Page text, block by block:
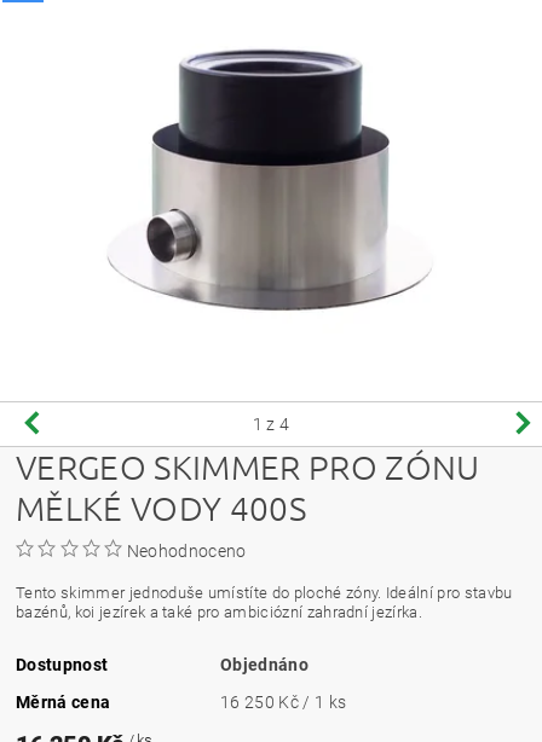
1 z 4
VERGEO SKIMMER PRO ZÓNU
MĚLKÉ VODY 400S
Neohodnoceno
Tento skimmer jednoduše umístíte do ploché zóny. Ideální pro stavbu
bazénů, koi jezírek a také pro ambiciózní zahradní jezírka.
Dostupnost
Objednáno
Měrná cena
16 250 Kč / 1 ks